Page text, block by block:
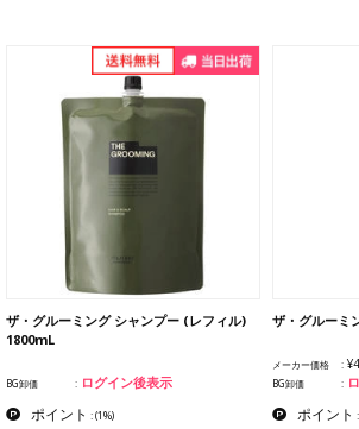
ザ・グルーミング シャンプー (レフィル)
1800mL
BG卸価 ログイン後表示
ポイント :(1%)
ザ・グルーミ
メーカー価格
BG卸価
ポイント :